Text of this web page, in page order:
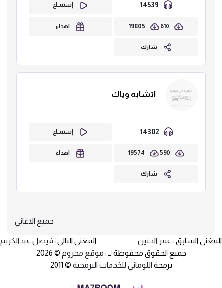
إستمــاع
610
19805 اهداء
شارك
اتشابه وياك
إستمــاع
590
19574 اهداء
شارك
جميع الاغاني
المغني السابق : عمر الحنين المغني التالي : فيصل عبدالكريم
جميع الحقوق محفوظة لـ : موقع محروم © 2026
برمجة اللوماني للخدمات البرمجية © 2011